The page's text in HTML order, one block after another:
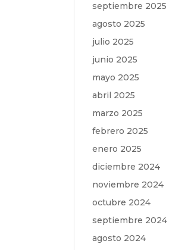
septiembre 2025
agosto 2025
julio 2025
junio 2025
mayo 2025
abril 2025
marzo 2025
febrero 2025
enero 2025
diciembre 2024
noviembre 2024
octubre 2024
septiembre 2024
agosto 2024